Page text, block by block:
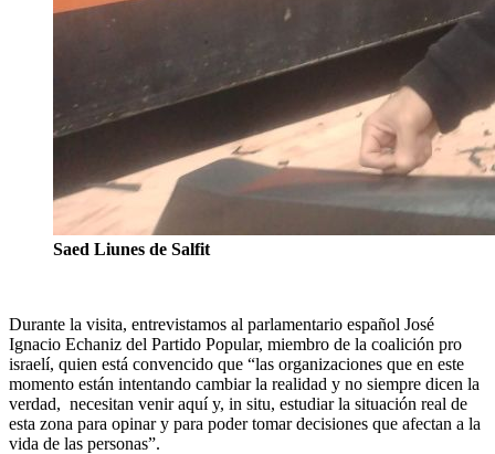
Saed Liunes de Salfit
Durante la visita, entrevistamos al parlamentario español José
Ignacio Echaniz del Partido Popular, miembro de la coalición pro
israelí, quien está convencido que “las organizaciones que en este
momento están intentando cambiar la realidad y no siempre dicen la
verdad, necesitan venir aquí y, in situ, estudiar la situación real de
esta zona para opinar y para poder tomar decisiones que afectan a la
vida de las personas”.